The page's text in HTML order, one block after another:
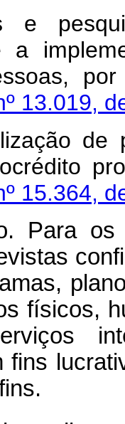
e
a
13.019,
de
15.364,
Para
físicos,
fins